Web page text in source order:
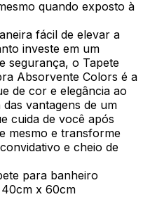
quando exposto à
fácil de elevar a
investe em um
segurança, o Tapete
Absorvente Colors é a
de cor e elegância ao
vantagens de um
cuida de você após
mesmo e transforme
e cheio de
para banheiro
x 60cm